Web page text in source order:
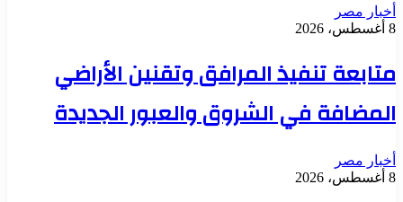
أخبار مصر
8 أغسطس، 2026
متابعة تنفيذ المرافق وتقنين الأراضي
المضافة في الشروق والعبور الجديدة
أخبار مصر
8 أغسطس، 2026